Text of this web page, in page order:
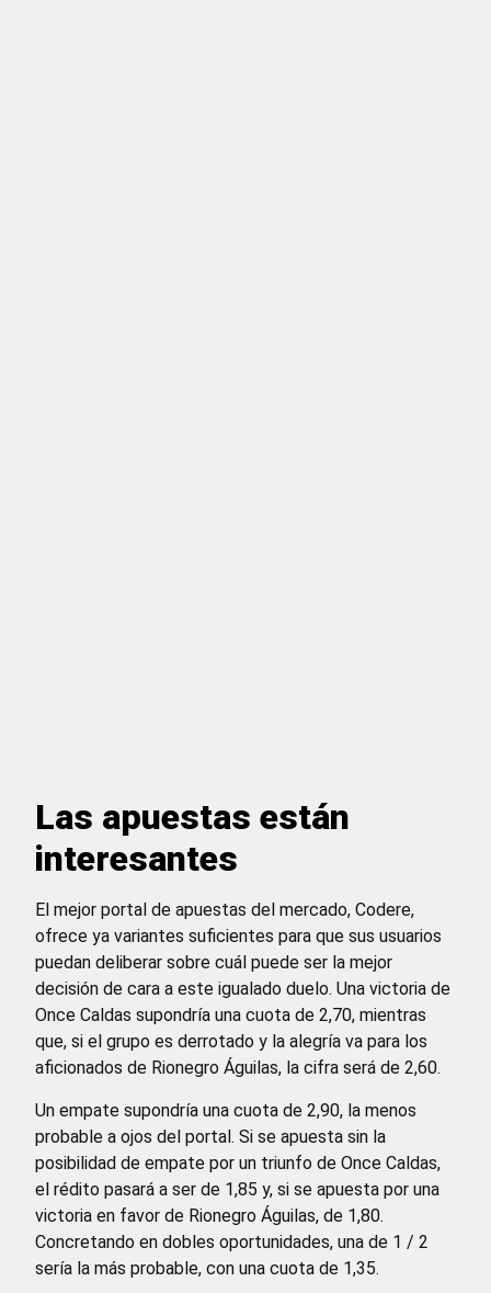
Las apuestas están
interesantes
El mejor portal de apuestas del mercado, Codere,
ofrece ya variantes suficientes para que sus usuarios
puedan deliberar sobre cuál puede ser la mejor
decisión de cara a este igualado duelo. Una victoria de
Once Caldas supondría una cuota de 2,70, mientras
que, si el grupo es derrotado y la alegría va para los
aficionados de Rionegro Águilas, la cifra será de 2,60.
Un empate supondría una cuota de 2,90, la menos
probable a ojos del portal. Si se apuesta sin la
posibilidad de empate por un triunfo de Once Caldas,
el rédito pasará a ser de 1,85 y, si se apuesta por una
victoria en favor de Rionegro Águilas, de 1,80.
Concretando en dobles oportunidades, una de 1 / 2
sería la más probable, con una cuota de 1,35.